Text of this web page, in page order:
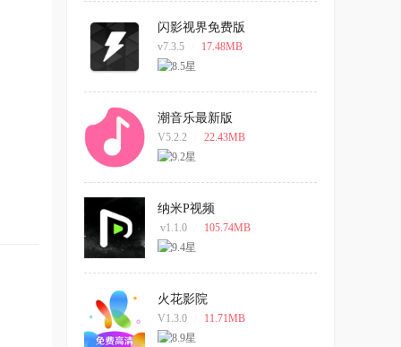
闪影视界免费版
v7.3.5 17.48MB
潮音乐最新版
V5.2.2 22.43MB
纳米P视频
v1.1.0 105.74MB
火花影院
V1.3.0 11.71MB